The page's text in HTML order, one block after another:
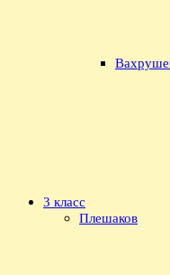
3 класс
Плешаков